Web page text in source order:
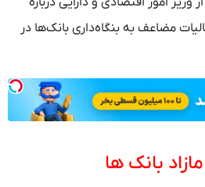
مضاعف به بنگاه‌داری بانک‌ها در
بانک ها